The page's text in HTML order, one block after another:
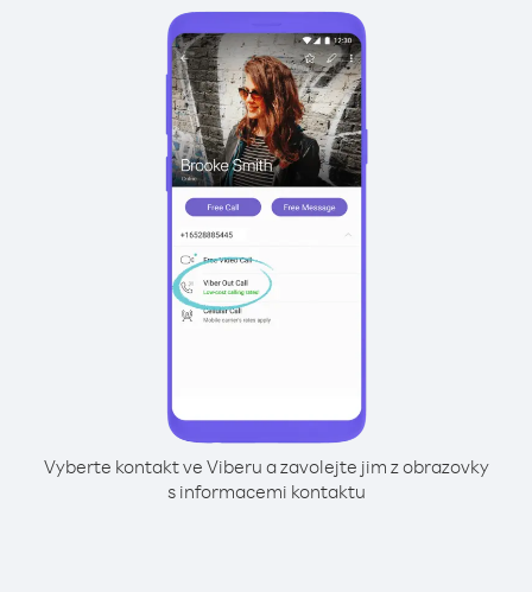
Vyberte kontakt ve Viberu a zavolejte jim z obrazovky
s informacemi kontaktu